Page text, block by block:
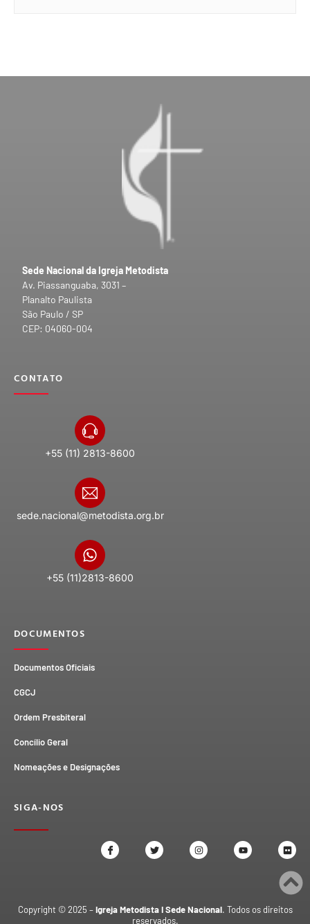
Sede Nacional da Igreja Metodista
Av. Piassanguaba, 3031 –
Planalto Paulista
São Paulo / SP
CEP: 04060-004
CONTATO
+55 (11) 2813-8600
sede.nacional@metodista.org.br
+55 (11)2813-8600
DOCUMENTOS
Documentos Oficiais
CGCJ
Ordem Presbiteral
Concílio Geral
Nomeações e Designações
SIGA-NOS
Copyright © 2025 –Igreja Metodista I Sede Nacional. Todos os direitos
reservados.